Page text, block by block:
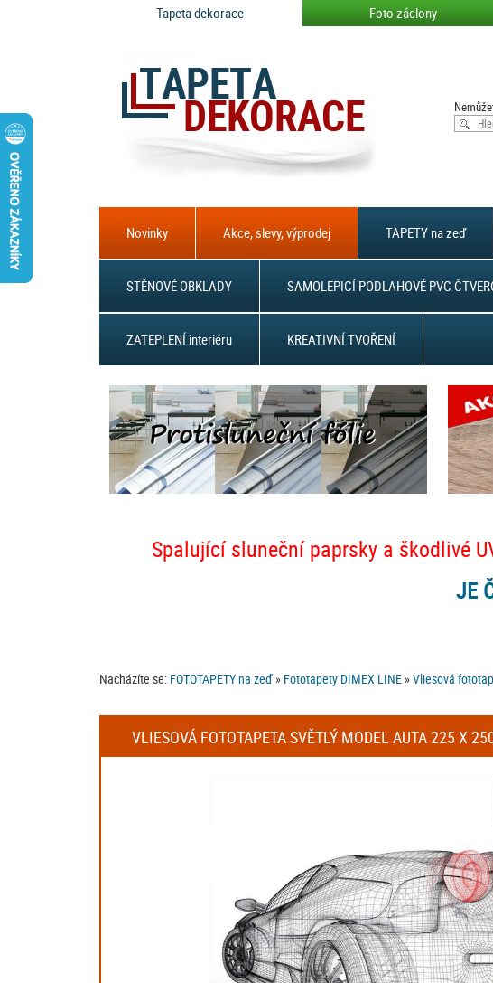
Tapeta dekorace Foto záclony
Novinky Akce, slevy, výprodej TAPETY na zeď
STĚNOVÉ OBKLADY SAMOLEPICÍ PODLAHOVÉ PVC
ZATEPLENÍ interiéru KREATIVNÍ TVOŘENÍ
Spalující sluneční paprsky a škodlivé
JE
Nacházíte se: FOTOTAPETY na zeď » Fototapety DIMEX LINE »Vliesová
VLIESOVÁ FOTOTAPETA SVĚTLÝ MODEL AUTA 225 X